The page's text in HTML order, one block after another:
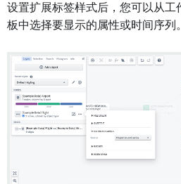
设置扩展标签样式后，您可以从
板中选择要显示的属性或时间序列。